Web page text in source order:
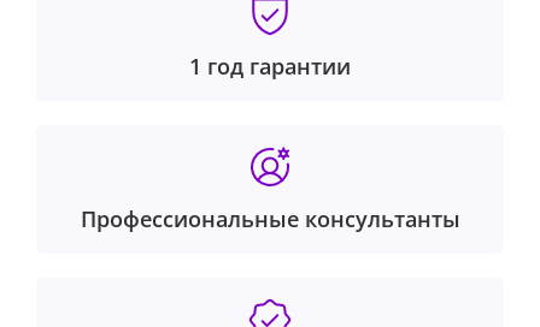
1 год гарантии
Профессиональные консультанты